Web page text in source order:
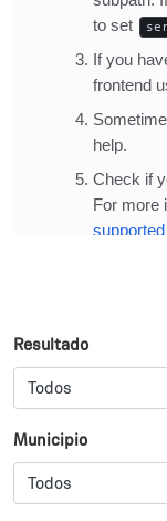
Resultado
Municipio